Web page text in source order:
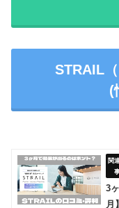
STRAIL
(
3
月】